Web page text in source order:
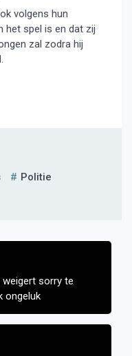
volgens hun
het spel is en dat zij
zal zodra hij
Politie
weigert sorry te
ongeluk